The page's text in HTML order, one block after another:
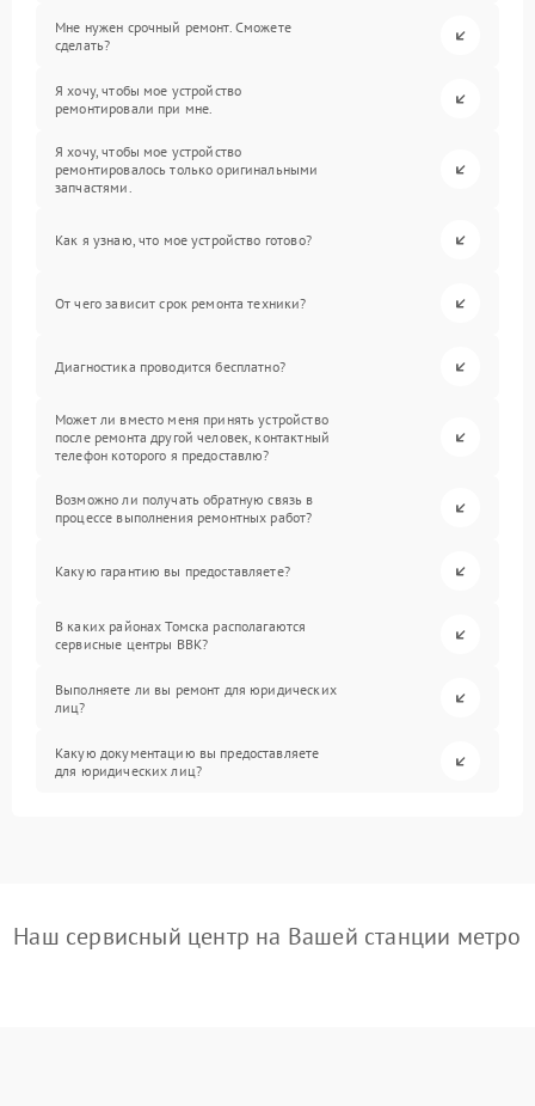
Мне нужен срочный ремонт. Сможете
сделать?
Я хочу, чтобы мое устройство
ремонтировали при мне.
Я хочу, чтобы мое устройство
ремонтировалось только оригинальными
запчастями.
Как я узнаю, что мое устройство готово?
От чего зависит срок ремонта техники?
Диагностика проводится бесплатно?
Может ли вместо меня принять устройство
после ремонта другой человек, контактный
телефон которого я предоставлю?
Возможно ли получать обратную связь в
процессе выполнения ремонтных работ?
Какую гарантию вы предоставляете?
В каких районах Томска располагаются
сервисные центры BBK?
Выполняете ли вы ремонт для юридических
лиц?
Какую документацию вы предоставляете
для юридических лиц?
Наш сервисный центр на Вашей станции метро